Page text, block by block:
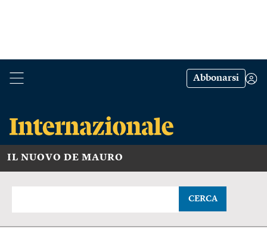
Abbonarsi
IL NUOVO DE MAURO
CERCA